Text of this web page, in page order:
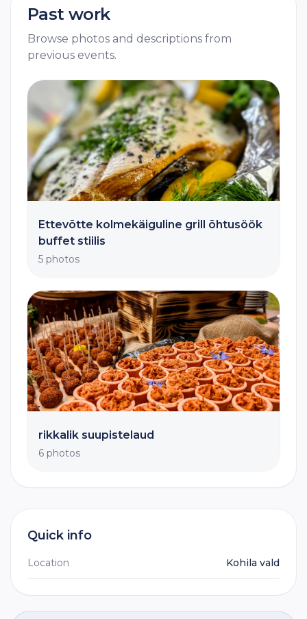
Past work
Browse photos and descriptions from
previous events.
Ettevõtte kolmekäiguline grill õhtusöök
buffet stiilis
5 photos
rikkalik suupistelaud
6 photos
Quick info
Location Kohila vald